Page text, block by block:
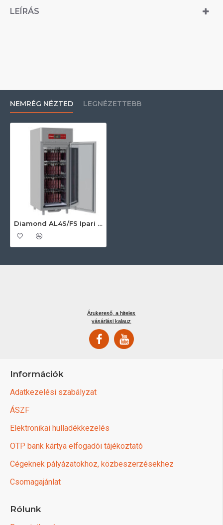
LEÍRÁS
NEMRÉG NÉZTED LEGNÉZETTEBB
Diamond AL4S/FS Ipari konyhai előkészítés
Árukereső, a hiteles
vásárlási kalauz
Információk
Adatkezelési szabályzat
ÁSZF
Elektronikai hulladékkezelés
OTP bank kártya elfogadói tájékoztató
Cégeknek pályázatokhoz, közbeszerzésekhez
Csomagajánlat
Rólunk